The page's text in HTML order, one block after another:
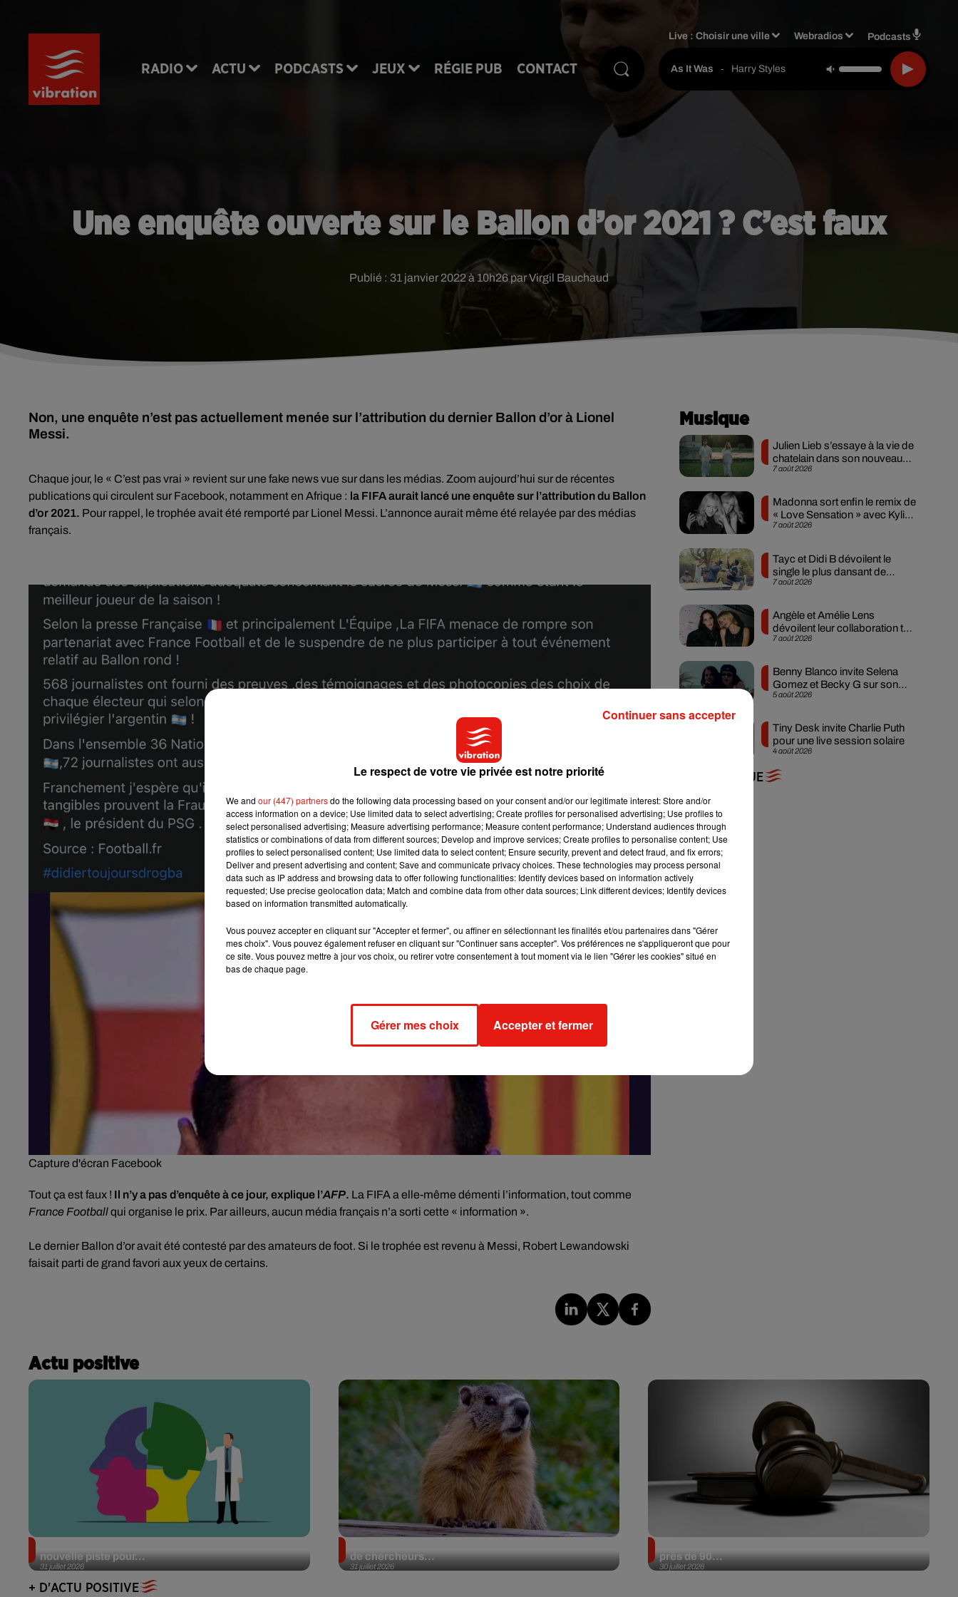
RADIO ACTU PODCASTS JEUX RÉGIE PUB CONTACT
Live :Choisir une ville Webradios Podcasts
As It Was - Harry Styles
Une enquête ouverte sur le Ballon d’or 2021 ? C’est faux
Publié : 31 janvier 2022 à 10h26 par Virgil Bauchaud
Non, une enquête n’est pas actuellement menée sur l’attribution du dernier Ballon d’or à Lionel
Messi.
Chaque jour, le « C’est pas vrai » revient sur une fake news vue sur dans les médias. Zoom aujourd’hui sur de récentes
publications qui circulent sur Facebook, notamment en Afrique : la FIFA aurait lancé une enquête sur l’attribution du Ballon
d’or 2021. Pour rappel, le trophée avait été remporté par Lionel Messi. L’annonce aurait même été relayée par des médias
français.
Capture d'écran Facebook
Tout ça est faux ! Il n’y a pas d’enquête à ce jour, explique l’AFP. La FIFA a elle-même démenti l’information, tout comme
France Footballqui organise le prix. Par ailleurs, aucun média français n’a sorti cette « information ».
Le dernier Ballon d’or avait été contesté par des amateurs de foot. Si le trophée est revenu à Messi, Robert Lewandowski
faisait parti de grand favori aux yeux de certains.
Musique
7 août 2026
Julien Lieb s’essaye à la vie de
chatelain dans son nouveau
clip
7 août 2026
Madonna sort enfin le remix de
« Love Sensation » avec Kylie
Minogue
7 août 2026
Tayc et Didi B dévoilent le
single le plus dansant de
l’année
7 août 2026
Angèle et Amélie Lens
dévoilent leur collaboration tant
attendue
5 août 2026
Benny Blanco invite Selena
Gomez et Becky G sur son
nouveau single
4 août 2026
Tiny Desk invite Charlie Puth
pour une live session solaire
+ DE MUSIQUE
Actu positive
31 juillet 2026
nouvelle piste pour...
31 juillet 2026
de chercheurs...
30 juillet 2026
près de 90...
+ D'ACTU POSITIVE
Le respect de votre vie privée est notre priorité
We and our (447) partnersdo the following data processing based on your consent and/or our legitimate interest: Store and/or
access information on a device; Use limited data to select advertising; Create profiles for personalised advertising; Use profiles to
select personalised advertising; Measure advertising performance; Measure content performance; Understand audiences through
statistics or combinations of data from different sources; Develop and improve services; Create profiles to personalise content; Use
profiles to select personalised content; Use limited data to select content; Ensure security, prevent and detect fraud, and fix errors;
Deliver and present advertising and content; Save and communicate privacy choices. These technologies may process personal
data such as IP address and browsing data to offer following functionalities: Identify devices based on information actively
requested; Use precise geolocation data; Match and combine data from other data sources; Link different devices; Identify devices
based on information transmitted automatically.
Vous pouvez accepter en cliquant sur "Accepter et fermer", ou affiner en sélectionnant les finalités et/ou partenaires dans "Gérer
mes choix". Vous pouvez également refuser en cliquant sur "Continuer sans accepter". Vos préférences ne s'appliqueront que pour
ce site. Vous pouvez mettre à jour vos choix, ou retirer votre consentement à tout moment via le lien "Gérer les cookies" situé en
bas de chaque page.
Gérer mes choix Accepter et fermer
Continuer sans accepter